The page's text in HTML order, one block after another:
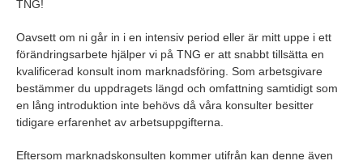
TNG!
Oavsett om ni går in i en intensiv period eller är mitt uppe i ett
förändringsarbete hjälper vi på TNG er att snabbt tillsätta en
kvalificerad konsult inom marknadsföring. Som arbetsgivare
bestämmer du uppdragets längd och omfattning samtidigt som
en lång introduktion inte behövs då våra konsulter besitter
tidigare erfarenhet av arbetsuppgifterna.
Eftersom marknadskonsulten kommer utifrån kan denne även